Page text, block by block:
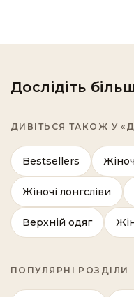
Дослідіть
ДИВІТЬСЯ ТАКОЖ У
Bestsellers
Жіночі лонгсліви
Верхній одяг
ПОПУЛЯРНІ РОЗДІЛИ